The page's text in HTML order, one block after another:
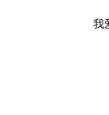
我